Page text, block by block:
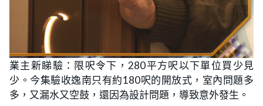
業主新睇驗：限呎令下，280平方呎以下單位買少見
少。今集驗收逸南只有約180呎的開放式，室內問題多
多，又漏水又空鼓，還因為設計問題，導致意外發生。